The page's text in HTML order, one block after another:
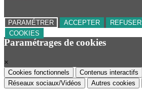
PARAMÉTRER ACCEPTER
REFUSER
COOKIES
Paramétrages de cookies
×
Cookies fonctionnels
Contenus interactifs
Réseaux sociaux/Vidéos
Autres cookies